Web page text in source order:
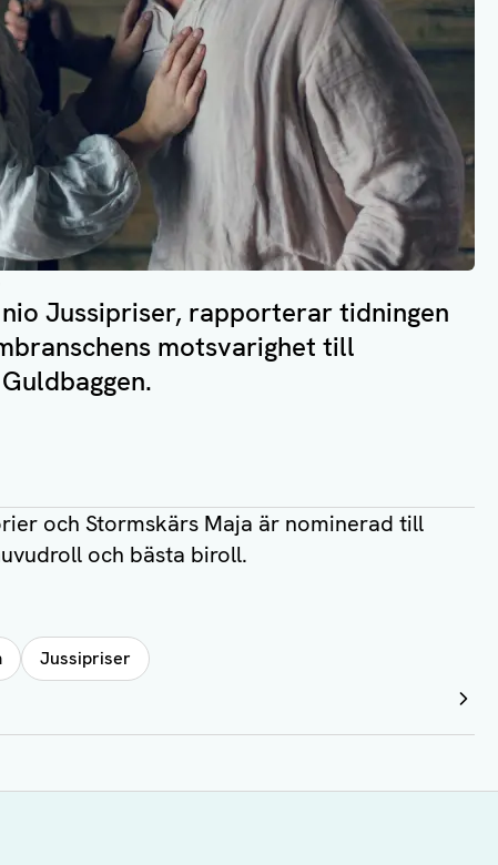
Jussipriser, rapporterar tidningen
motsvarighet till
och Stormskärs Maja är nominerad till
och bästa biroll.
Jussipriser